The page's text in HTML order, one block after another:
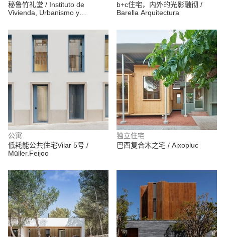
秘鲁竹礼堂 / Instituto de
Vivienda, Urbanismo y
b+c住宅，内外的光影融彻 /
Barella Arquitectura
公寓
低耗能公共住宅Vilar 5号 /
Müller.Feijoo
独立住宅
巴西复合木之宅 / Aixopluc